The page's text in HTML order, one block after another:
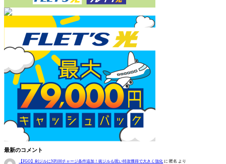
最新のコメント
【FGO】剣ジルにNP100チャージ条件追加！術ジルも呪い特攻獲得で大きく強化 に 匿名 より